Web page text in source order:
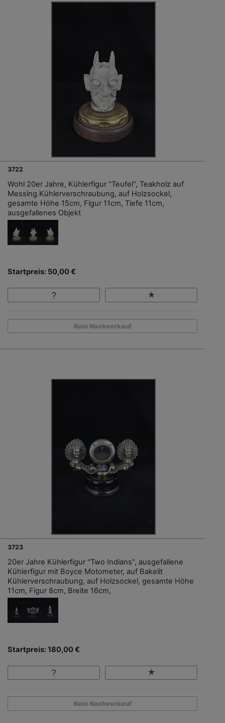
3722
Wohl 20er Jahre, Kühlerfigur "Teufel", Teakholz auf
Messing Kühlerverschraubung, auf Holzsockel,
gesamte Höhe 15cm, Figur 11cm, Tiefe 11cm,
ausgefallenes Objekt
Startpreis: 50,00 €
Kein Nachverkauf
3723
20er Jahre Kühlerfigur "Two Indians", ausgefallene
Kühlerfigur mit Boyce Motometer, auf Bakelit
Kühlerverschraubung, auf Holzsockel, gesamte Höhe
11cm, Figur 8cm, Breite 16cm,
Startpreis: 180,00 €
Kein Nachverkauf